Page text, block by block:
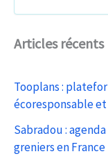
Articles récents
Tooplans :
écoresponsable et
Sabradou :
greniers en France